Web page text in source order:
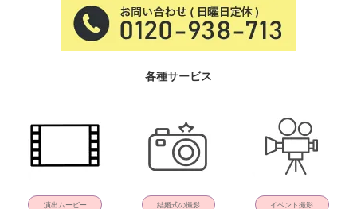
各種サービス
演出ムービー 結婚式の撮影 イベント撮影